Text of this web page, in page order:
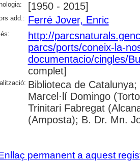
[1950 - 2015]
add.: Ferré Jover, Enric
http://
parcs/ports/coneix-la-
documentacio/cingles/
complet]
Biblioteca de
Marcel·lí Domingo
Trinitari Fabregat
(Amposta); B. Dr. Mn.
permanent a aquest